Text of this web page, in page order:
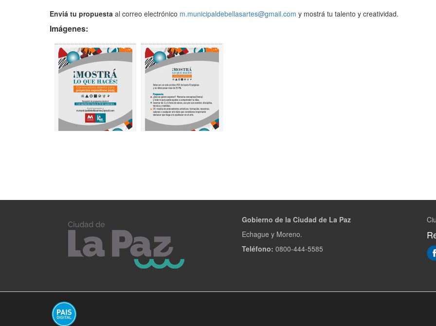
Enviá tu propuesta al correo electrónico m.municipaldebellasartes@gmail.com y mostrá tu talento y creatividad.
Imágenes:
Gobierno de la Ciudad de La Paz
Echague y Moreno.
Teléfono: 0800-444-5585